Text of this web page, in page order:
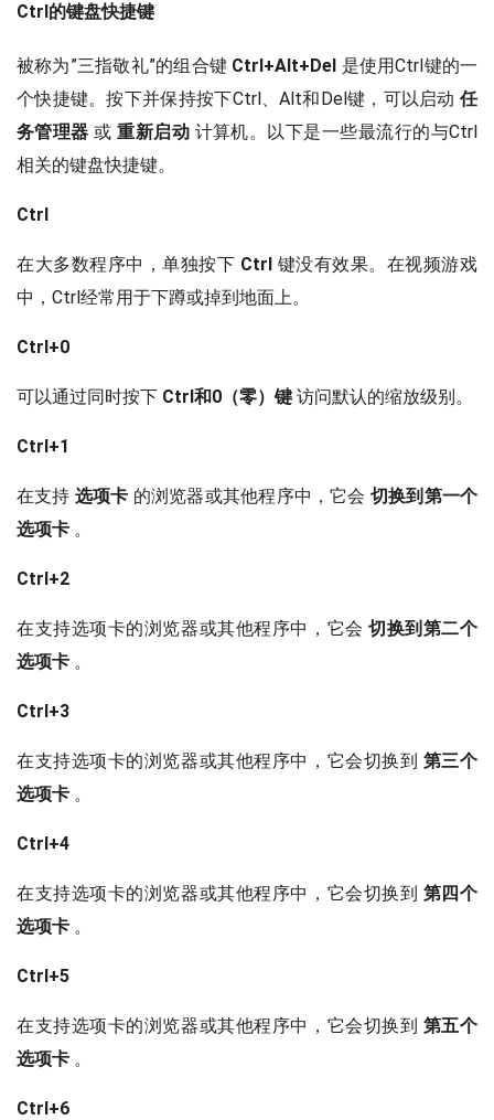
Ctrl的键盘快捷键
被称为”三指敬礼”的组合键 Ctrl+Alt+Del 是使用Ctrl键的一
个快捷键。按下并保持按下Ctrl、Alt和Del键，可以启动 任
务管理器 或重新启动 计算机。以下是一些最流行的与Ctrl
相关的键盘快捷键。
Ctrl
在大多数程序中，单独按下 Ctrl 键没有效果。在视频游戏
中，Ctrl经常用于下蹲或掉到地面上。
Ctrl+0
可以通过同时按下 Ctrl和0（零）键 访问默认的缩放级别。
Ctrl+1
在支持 选项卡 的浏览器或其他程序中，它会 切换到第一个
选项卡 。
Ctrl+2
在支持选项卡的浏览器或其他程序中，它会切换到第二个
选项卡 。
Ctrl+3
在支持选项卡的浏览器或其他程序中，它会切换到 第三个
选项卡 。
Ctrl+4
在支持选项卡的浏览器或其他程序中，它会切换到 第四个
选项卡 。
Ctrl+5
在支持选项卡的浏览器或其他程序中，它会切换到 第五个
选项卡 。
Ctrl+6